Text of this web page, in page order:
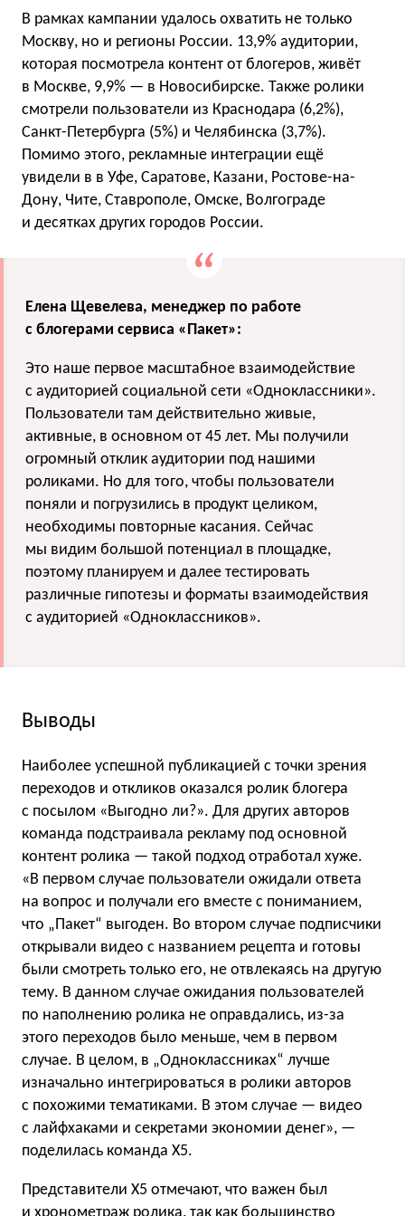
В рамках кампании удалось охватить не только
Москву, но и регионы России. 13,9% аудитории,
которая посмотрела контент от блогеров, живёт
в Москве, 9,9% — в Новосибирске. Также ролики
смотрели пользователи из Краснодара (6,2%),
Санкт-Петербурга (5%) и Челябинска (3,7%).
Помимо этого, рекламные интеграции ещё
увидели в в Уфе, Саратове, Казани, Ростове-на-
Дону, Чите, Ставрополе, Омске, Волгограде
и десятках других городов России.
Елена Щевелева, менеджер по работе
с блогерами сервиса «Пакет»:
Это наше первое масштабное взаимодействие
с аудиторией социальной сети «Одноклассники».
Пользователи там действительно живые,
активные, в основном от 45 лет. Мы получили
огромный отклик аудитории под нашими
роликами. Но для того, чтобы пользователи
поняли и погрузились в продукт целиком,
необходимы повторные касания. Сейчас
мы видим большой потенциал в площадке,
поэтому планируем и далее тестировать
различные гипотезы и форматы взаимодействия
с аудиторией «Одноклассников».
Выводы
Наиболее успешной публикацией с точки зрения
переходов и откликов оказался ролик блогера
с посылом «Выгодно ли?». Для других авторов
команда подстраивала рекламу под основной
контент ролика — такой подход отработал хуже.
«В первом случае пользователи ожидали ответа
на вопрос и получали его вместе с пониманием,
что „Пакет“ выгоден. Во втором случае подписчики
открывали видео с названием рецепта и готовы
были смотреть только его, не отвлекаясь на другую
тему. В данном случае ожидания пользователей
по наполнению ролика не оправдались, из-за
этого переходов было меньше, чем в первом
случае. В целом, в „Одноклассниках“ лучше
изначально интегрироваться в ролики авторов
с похожими тематиками. В этом случае — видео
с лайфхаками и секретами экономии денег», —
поделилась команда X5.
Представители X5 отмечают, что важен был